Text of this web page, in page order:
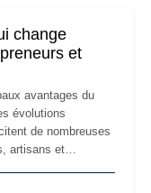
change
et
avantages du
évolutions
de nombreuses
artisans et
: les règles